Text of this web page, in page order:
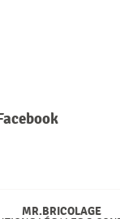
MR.BRICOLAGE